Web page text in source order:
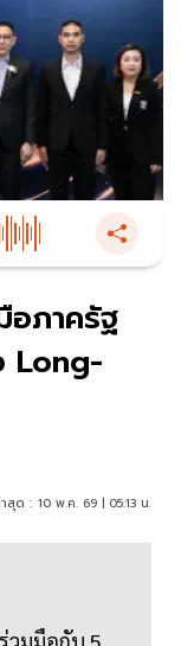
ภาครัฐ
Long-
สุด : 10 พ.ค. 69 | 05:13 น.